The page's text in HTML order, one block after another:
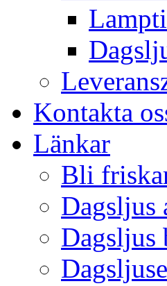
Kontakta
Länkar
Bli
Dagsljus
Dagsljus